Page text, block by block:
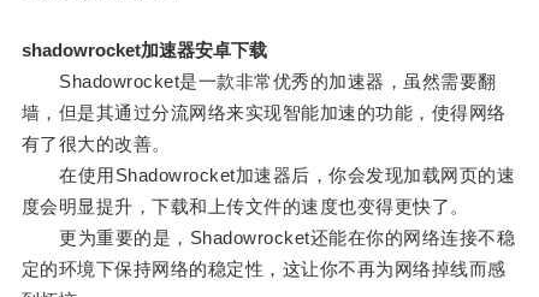
shadowrocket加速器安卓下载
Shadowrocket是一款非常优秀的加速器，虽然需要翻
墙，但是其通过分流网络来实现智能加速的功能，使得网络
有了很大的改善。
在使用Shadowrocket加速器后，你会发现加载网页的速
度会明显提升，下载和上传文件的速度也变得更快了。
更为重要的是，Shadowrocket还能在你的网络连接不稳
定的环境下保持网络的稳定性，这让你不再为网络掉线而感